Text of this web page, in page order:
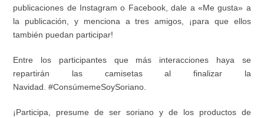
publicaciones de Instagram o Facebook, dale a «Me gusta» a
la publicación, y menciona a tres amigos ¡para que ellos
también puedan participar!
Entre los participantes que más interacciones haya se
repartirán las camisetas al finalizar la
Navidad. #ConsúmemeSoySoriano.
¡Participa, presume de ser soriano y de los productos de